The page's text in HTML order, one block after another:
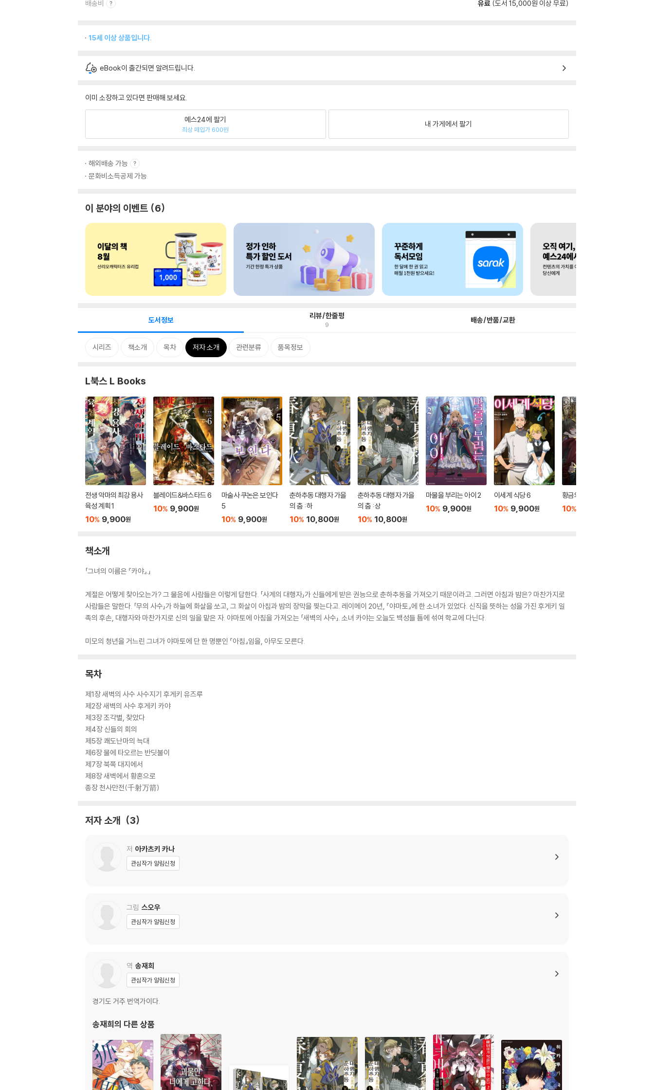
배송비 유료 (도서 15,000원 이상 무료)
15세 이상 상품입니다.
eBook이 출간되면 알려드립니다.
이미 소장하고 있다면 판매해 보세요.
예스24에 팔기
최상 매입가 600원
내 가게에서 팔기
해외배송 가능
문화비소득공제 가능
이 분야의 이벤트 6
도서정보 리뷰/한줄평
9 배송/반품/교환
시리즈 책소개 목차 저자 소개 관련분류 품목정보
L북스 L Books
전생 악마의 최강 용사
육성 계획 1
10% 9,900원
블레이드&바스타드 6
10% 9,900원
마술사 쿠논은 보인다
5
10% 9,900원
춘하추동 대행자 가을
의 춤 : 하
10% 10,800원
춘하추동 대행자 가을
의 춤 : 상
10% 10,800원
마물을 부리는 아이 2
10% 9,900원
이세계 식당 6
10% 9,900원
황금의 경험치 6
10%
책소개
「그녀의 이름은 『카야』.」
계절은 어떻게 찾아오는가? 그 물음에 사람들은 이렇게 답한다. 「사계의 대행자」가 신들에게 받은 권능으로 춘하추동을 가져오기 때문이라고. 그러면 아침과 밤은? 마찬가지로
사람들은 말한다. 「무의 사수」가 하늘에 화살을 쏘고, 그 화살이 아침과 밤의 장막을 찢는다고. 레이메이 20년, 『야마토』에 한 소녀가 있었다. 신직을 뜻하는 성을 가진 후게키 일
족의 후손, 대행자와 마찬가지로 신의 일을 맡은 자. 야마토에 아침을 가져오는 「새벽의 사수」. 소녀 카야는 오늘도 백성들 틈에 섞여 학교에 다닌다.
미모의 청년을 거느린 그녀가 야마토에 단 한 명뿐인 『아침』임을, 아무도 모른다.
목차
제1장 새벽의 사수 사수지기 후게키 유즈루
제2장 새벽의 사수 후게키 카야
제3장 조각별, 찾았다
제4장 신들의 회의
제5장 쾌도난마의 늑대
제6장 물에 타오르는 반딧불이
제7장 북쪽 대지에서
제8장 새벽에서 황혼으로
종장 천사만전(千射万箭)
저자 소개 3
저 아카츠키 카나
관심작가 알림신청
그림 스오우
관심작가 알림신청
역 송재희
관심작가 알림신청
경기도 거주 번역가이다.
송재희의 다른 상품